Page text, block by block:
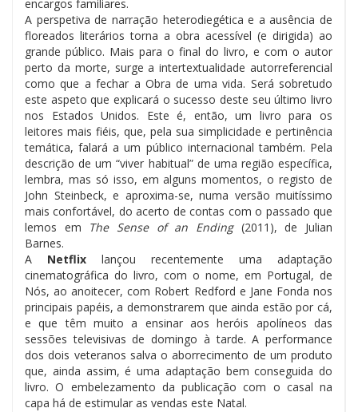
encargos familiares.
A perspetiva de narração heterodiegética e a ausência de
floreados literários torna a obra acessível (e dirigida) ao
grande público. Mais para o final do livro, e com o autor
perto da morte, surge a intertextualidade autorreferencial
como que a fechar a Obra de uma vida. Será sobretudo
este aspeto que explicará o sucesso deste seu último livro
nos Estados Unidos. Este é, então, um livro para os
leitores mais fiéis, que, pela sua simplicidade e pertinência
temática, falará a um público internacional também. Pela
descrição de um “viver habitual” de uma região específica,
lembra, mas só isso, em alguns momentos, o registo de
John Steinbeck, e aproxima-se, numa versão muitíssimo
mais confortável, do acerto de contas com o passado que
lemos em The Sense of an Ending(2011), de Julian
Barnes.
A Netflix lançou recentemente uma adaptação
cinematográfica do livro, com o nome, em Portugal, de
Nós, ao anoitecer, com Robert Redford e Jane Fonda nos
principais papéis, a demonstrarem que ainda estão por cá,
e que têm muito a ensinar aos heróis apolíneos das
sessões televisivas de domingo à tarde. A performance
dos dois veteranos salva o aborrecimento de um produto
que, ainda assim, é uma adaptação bem conseguida do
livro. O embelezamento da publicação com o casal na
capa há de estimular as vendas este Natal.